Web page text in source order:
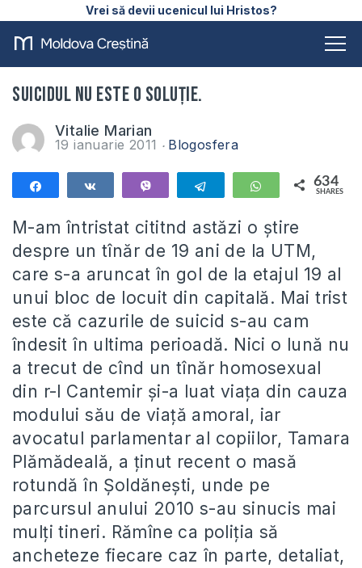
Vrei să devii ucenicul lui Hristos?
Suicidul nu este o soluţie.
Vitalie Marian
19 ianuarie 2011 Blogosfera
Telegram WhatsApp
634
SHARES
M-am întristat cititnd astăzi o ştire
despre un tînăr de 19 ani de la UTM,
care s-a aruncat în gol de la etajul 19 al
unui bloc de locuit din capitală. Mai trist
este că cazurile de suicid s-au cam
îndesit în ultima perioadă. Nici o lună nu
a trecut de cînd un tînăr homosexual
din r-l Cantemir şi-a luat viaţa din cauza
modului său de viaţă amoral, iar
avocatul parlamentar al copiilor, Tamara
Plămădeală, a ţinut recent o masă
rotundă în Şoldăneşti, unde pe
parcursul anului 2010 s-au sinucis mai
mulţi tineri. Rămîne ca poliţia să
ancheteze fiecare caz în parte, detaliat,